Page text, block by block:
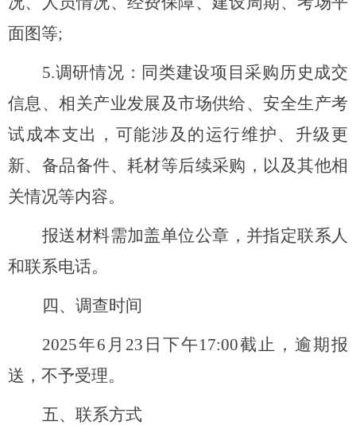
面图等;
5.调研情况：同类建设项目采购历史成交
信息、相关产业发展及市场供给、安全生产考
试成本支出，可能涉及的运行维护、升级更
新、备品备件、耗材等后续采购，以及其他相
关情况等内容。
报送材料需加盖单位公章，并指定联系人
和联系电话。
四、调查时间
2025年6月 23 日下午17:00截止，逾期报
送，不予受理。
五、 联系方式